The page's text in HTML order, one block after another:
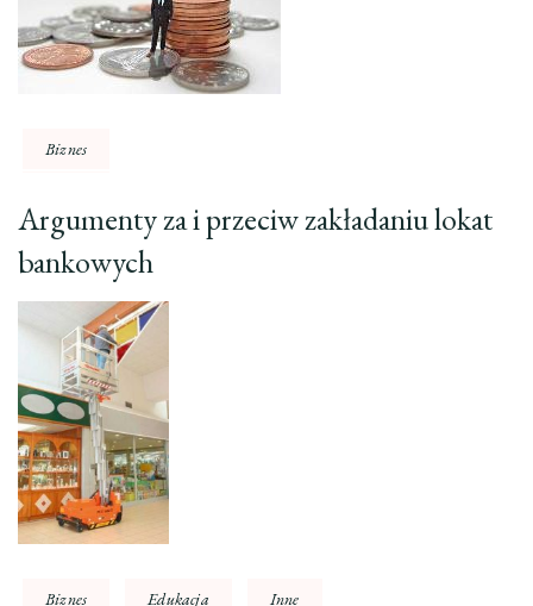
Biznes
Argumenty za i przeciw zakładaniu lokat
bankowych
Biznes Edukacja Inne